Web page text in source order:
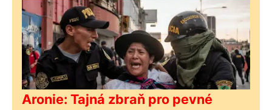
Aronie: Tajná zbraň pro pevné